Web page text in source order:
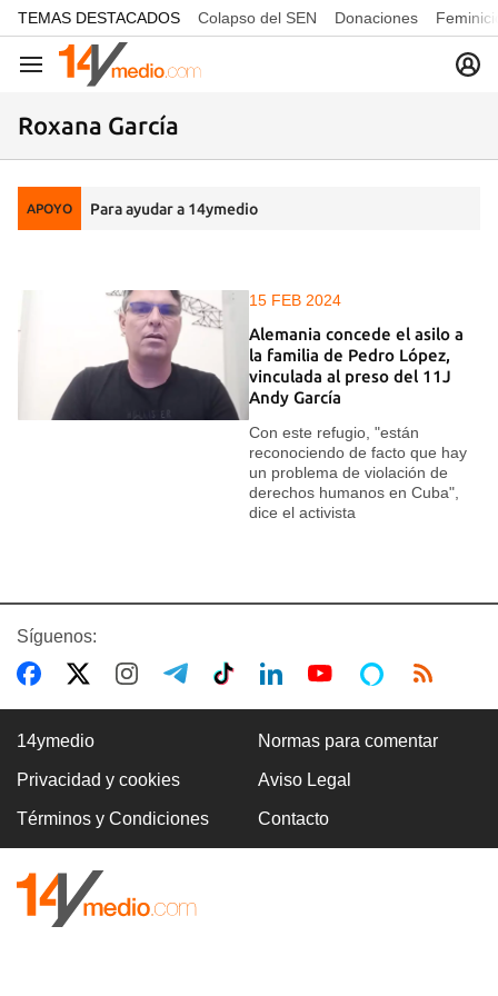
common.go-to-content
TEMAS DESTACADOS Colapso del SEN Donaciones
Navegación
Roxana García
APOYO Para ayudar a 14ymedio
15 FEB 2024
Alemania concede el asilo a
la familia de Pedro López,
vinculada al preso del 11J
Andy García
Con este refugio, "están
reconociendo de facto que hay
un problema de violación de
derechos humanos en Cuba",
dice el activista
Síguenos:
14ymedio Normas para comentar
Privacidad y cookies Aviso Legal
Términos y Condiciones Contacto